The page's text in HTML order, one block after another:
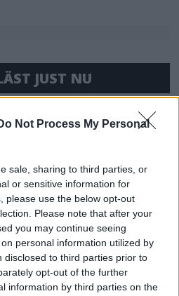
Not Process My Personal
sale, sharing to third parties, or
or sensitive information for
please use the below opt-out
Please note that after your
you may continue seeing
personal information utilized by
disclosed to third parties prior to
opt-out of the further
information by third parties on the
JUST NU
– får 10-bitars D-
lägger bud på
– kan vara värt
kronor
FE 100-400mm F5,6-8